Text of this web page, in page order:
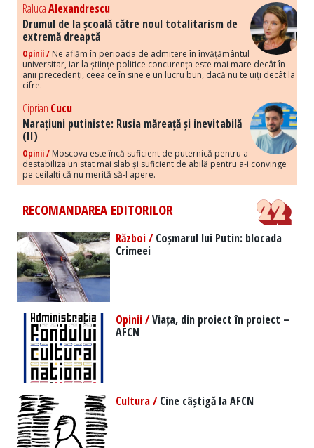
RalucaAlexandrescu
Drumul de la școală către noul totalitarism de
extremă dreaptă
Opinii / Ne aflăm în perioada de admitere în învățământul
universitar, iar la științe politice concurența este mai mare decât în
anii precedenți, ceea ce în sine e un lucru bun, dacă nu te uiți decât la
cifre.
Ciprian Cucu
Narațiuni putiniste: Rusia măreață și inevitabilă
(II)
Opinii / Moscova este încă suficient de puternică pentru a
destabiliza un stat mai slab și suficient de abilă pentru a-i convinge
pe ceilalți că nu merită să-l apere.
RECOMANDAREA EDITORILOR
Război /Coșmarul lui Putin: blocada
Crimeei
Opinii /Viața, din proiect în proiect –
AFCN
Cultura /Cine câștigă la AFCN